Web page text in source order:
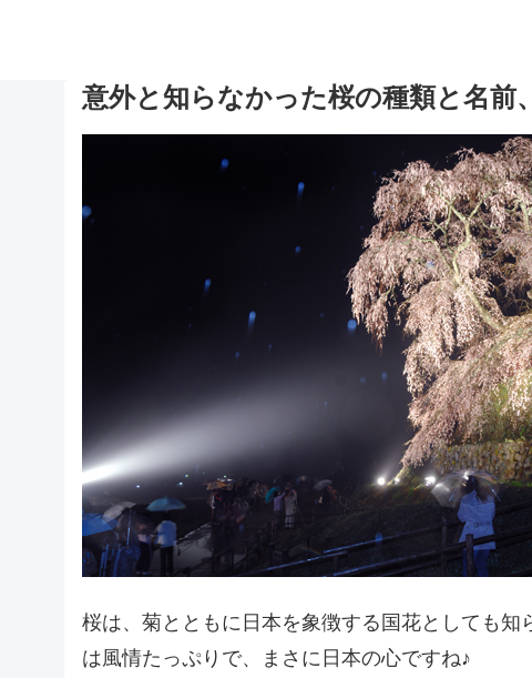
意外と知らなかった桜の種類と名前
桜は、菊とともに日本を象徴する国花としても
は風情たっぷりで、まさに日本の心ですね♪